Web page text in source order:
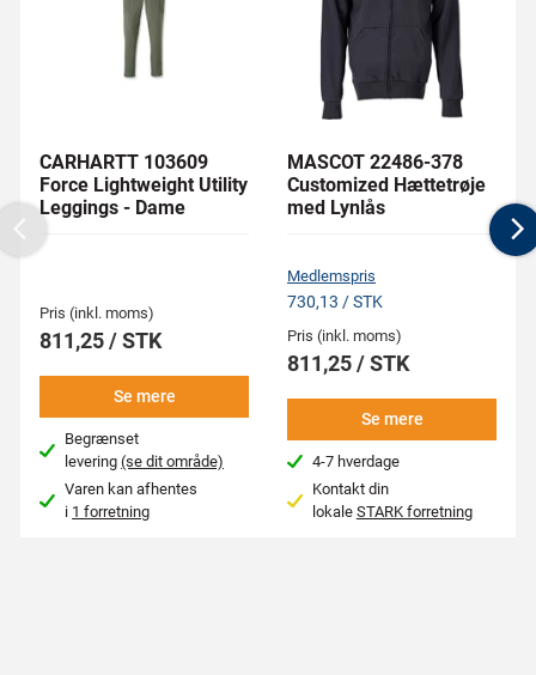
CARHARTT 103609
Force Lightweight Utility
Leggings - Dame
Pris (inkl. moms)
811,25 / STK
Se mere
Begrænset
levering(se dit område)
Varen kan afhentes
i 1 forretning
MASCOT 22486-378
Customized Hættetrøje
med Lynlås
Medlemspris
730,13 / STK
Pris (inkl. moms)
811,25 / STK
Se mere
4-7 hverdage
Kontakt din
lokale STARK forretning
Previous